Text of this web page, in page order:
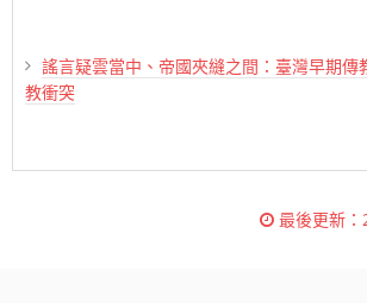
謠言疑雲當中、帝國夾縫之間：臺灣早期傳
教衝突
最後更新：